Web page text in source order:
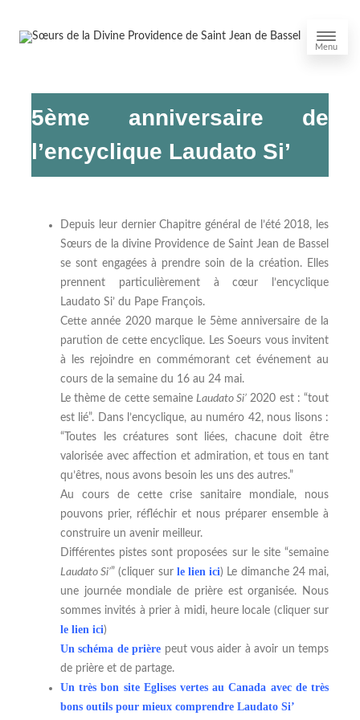
Menu
5ème anniversaire de
l’encyclique Laudato Si’
Depuis leur dernier Chapitre général de l’été 2018, les
Sœurs de la divine Providence de Saint Jean de Bassel
se sont engagées à prendre soin de la création. Elles
prennent particulièrement à cœur l’encyclique
Laudato Si’ du Pape François.
Cette année 2020 marque le 5ème anniversaire de la
parution de cette encyclique. Les Soeurs vous invitent
à les rejoindre en commémorant cet événement au
cours de la semaine du 16 au 24 mai.
Le thème de cette semaine Laudato Si’ 2020 est : “tout
est lié”. Dans l’encyclique, au numéro 42, nous lisons :
“Toutes les créatures sont liées, chacune doit être
valorisée avec affection et admiration, et tous en tant
qu’êtres, nous avons besoin les uns des autres.”
Au cours de cette crise sanitaire mondiale, nous
pouvons prier, réfléchir et nous préparer ensemble à
construire un avenir meilleur.
Différentes pistes sont proposées sur le site “semaine
Laudato Si’” (cliquer sur le lien ici) Le dimanche 24 mai,
une journée mondiale de prière est organisée. Nous
sommes invités à prier à midi, heure locale (cliquer sur
le lien ici)
Un schéma de prière peut vous aider à avoir un temps
de prière et de partage.
Un très bon site Eglises vertes au Canada avec de très
bons outils pour mieux comprendre Laudato Si’